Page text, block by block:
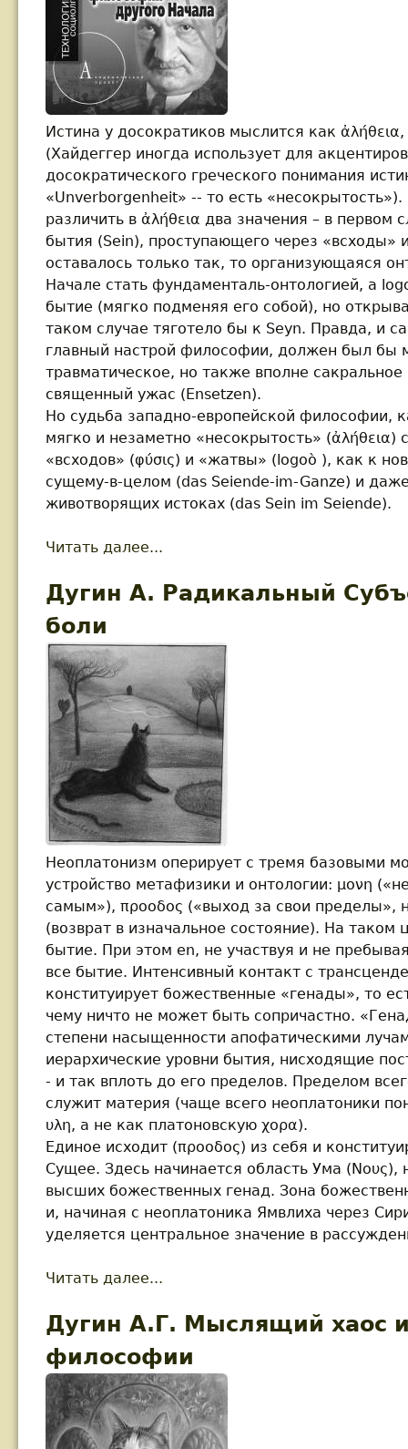
Истина у досократиков мыслится как
(Хайдеггер иногда использует для
досократического греческого понимания
«Unverborgenheit» -- то есть
различить в ἀλήθεια два значения – в первом
бытия (Sein), проступающего через «всходы»
оставалось только так, то организующаяся
Начале стать фундаменталь-онтологией, а
бытие (мягко подменяя его собой), но
таком случае тяготело бы к Seyn. Правда, и
главный настрой философии, должен был бы
травматическое, но также вполне сакральное
священный ужас (Ensetzen).
Но судьба западно-европейской философии,
мягко и незаметно «несокрытость» (ἀλήθεια)
«всходов» (φύσις) и «жатвы» (logoò ), как к
сущему-в-целом (das Seiende-im-Ganze) и
животворящих истоках (das Sein im Seiende).
Читать далее...
Дугин А. Радикальный
боли
Неоплатонизм оперирует с тремя базовыми
устройство метафизики и онтологии: μονη
самым»), προοδος («выход за свои пределы»,
(возврат в изначальное состояние). На таком
бытие. При этом en, не участвуя и не
все бытие. Интенсивный контакт с
конституирует божественные «генады», то
чему ничто не может быть сопричастно.
степени насыщенности апофатическими
иерархические уровни бытия, нисходящие
- и так вплоть до его пределов. Пределом
служит материя (чаще всего неоплатоники
υλη, а не как платоновскую χορα).
Единое исходит (προοδος) из себя и
Сущее. Здесь начинается область Ума (Νους),
высших божественных генад. Зона
и, начиная с неоплатоника Ямвлиха через
уделяется центральное значение в
Читать далее...
Дугин А.Г. Мыслящий хаос
философии